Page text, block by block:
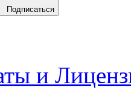
Подписаться
и